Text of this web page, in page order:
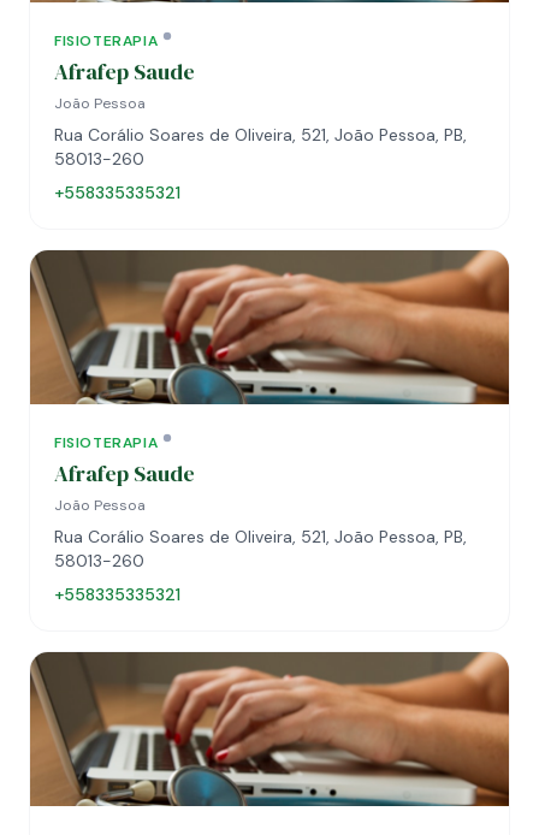
FISIOTERAPIA
Afrafep Saude
João Pessoa
Rua Corálio Soares de Oliveira, 521, João Pessoa, PB,
58013-260
+558335335321
FISIOTERAPIA
Afrafep Saude
João Pessoa
Rua Corálio Soares de Oliveira, 521, João Pessoa, PB,
58013-260
+558335335321